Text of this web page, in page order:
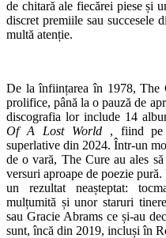
de chitară ale fiecărei piese și
discret premiile sau succesele
multă atenție.
De la înființarea în 1978, The
prolifice, până la o pauză de
discografia lor include 14
Of A Lost World, fiind pe
superlative din 2024. Într-un
de o vară, The Cure au ales
versuri aproape de poezie
un rezultat neașteptat:
mulțumită și unor staruri
sau Gracie Abrams ce și-au
sunt, încă din 2019, incluși în